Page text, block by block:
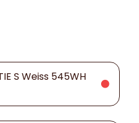
S Weiss 545WH